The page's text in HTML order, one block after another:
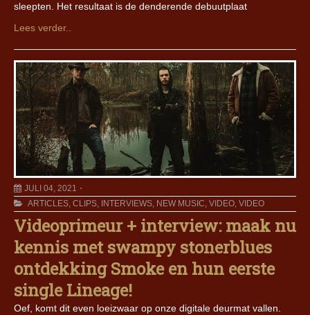
sleepten. Het resultaat is de denderende debuutplaat
Lees verder..
JULI 04, 2021
ARTICLES, CLIPS, INTERVIEWS, NEW MUSIC, VIDEO, VIDEO
Videoprimeur + interview: maak nu
kennis met swampy stonerblues
ontdekking Smoke en hun eerste
single Lineage!
Oef, komt dit even loeizwaar op onze digitale deurmat vallen.